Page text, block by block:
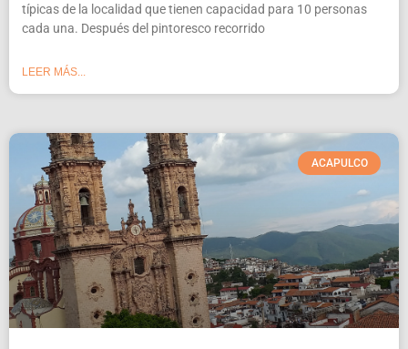
típicas de la localidad que tienen capacidad para 10 personas
cada una. Después del pintoresco recorrido
LEER MÁS...
ACAPULCO